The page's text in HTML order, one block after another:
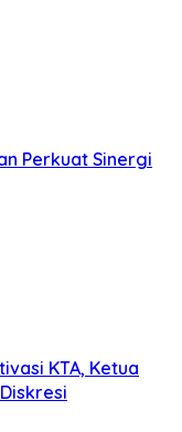
Perkuat Sinergi
KTA, Ketua